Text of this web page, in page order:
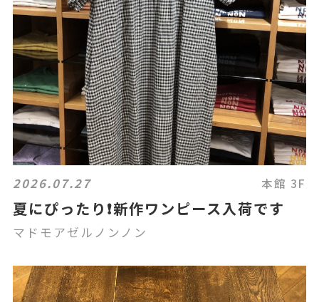
2026.07.27 本館 3F
夏にぴったり❗️新作ワンピース入荷です
マドモアゼルノンノン